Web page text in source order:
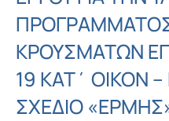
ΠΡΟΓΡΑΜΜΑΤΟΣ
ΚΡΟΥΣΜΑΤΩΝ
19 ΚΑΤ΄ ΟΙΚΟΝ
ΣΧΕΔΙΟ